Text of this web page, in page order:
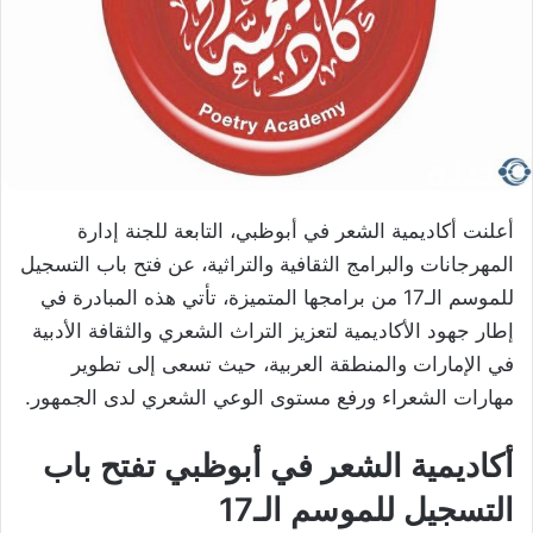
أعلنت أكاديمية الشعر في أبوظبي، التابعة للجنة إدارة
المهرجانات والبرامج الثقافية والتراثية، عن فتح باب التسجيل
للموسم الـ17 من برامجها المتميزة، تأتي هذه المبادرة في
إطار جهود الأكاديمية لتعزيز التراث الشعري والثقافة الأدبية
في الإمارات والمنطقة العربية، حيث تسعى إلى تطوير
مهارات الشعراء ورفع مستوى الوعي الشعري لدى الجمهور.
أكاديمية الشعر في أبوظبي تفتح باب
التسجيل للموسم الـ17